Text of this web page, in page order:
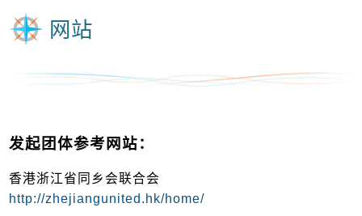
网站
发起团体参考网站：
香港浙江省同乡会联合会
http://zhejiangunited.hk/home/